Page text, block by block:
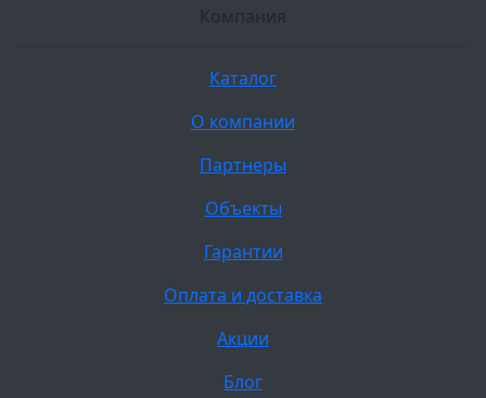
Компания
Каталог
О компании
Партнеры
Объекты
Гарантии
Оплата и доставка
Акции
Блог